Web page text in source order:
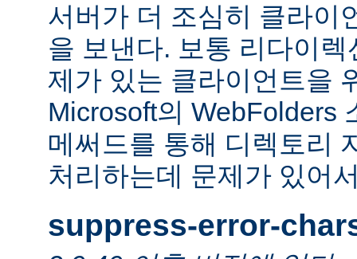
서버가 더 조심히 클라이
을 보낸다. 보통 리다이
제가 있는 클라이언트을
Microsoft의 WebFolders
메써드를 통해 디렉토리
처리하는데 문제가 있어
suppress-error-